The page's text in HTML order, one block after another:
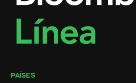
PAÍSES